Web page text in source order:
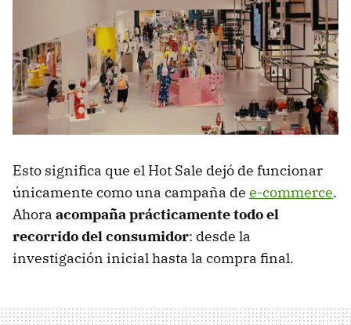
Esto significa que el Hot Sale dejó de funcionar
únicamente como una campaña de e-commerce.
Ahora acompaña prácticamente todo el
recorrido del consumidor: desde la
investigación inicial hasta la compra final.